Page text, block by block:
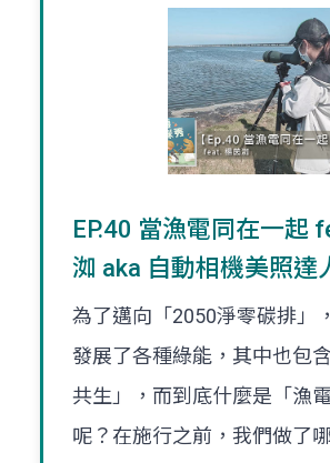
EP.40 當漁電同在一起
洳 aka 自動相機美照達
為了邁向「2050淨零碳排」
發展了各種綠能，其中也包
共生」，而到底什麼是「漁電
呢？在施行之前，我們做了